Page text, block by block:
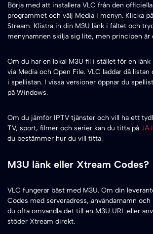
Börja med att installera VLC från den officiella
programmet och välj Media i menyn. Klicka
Stream. Klistra in din M3U länk i fältet och
menynamnen skilja sig lite, men principen är
Om du har en lokal M3U fil i stället för en länk
via Media och Open File. VLC laddar då listan
i spellistan. I vissa versioner öppnar du
på Windows.
Om du jämför IPTV tjänster och vill ha ett
TV, sport, filmer och serier kan du titta på JA
du bestämmer hur du vill titta.
M3U länk eller Xtream Codes?
VLC fungerar bäst med M3U. Om din
Codes med serveradress, användarnamn
du ofta omvandla det till en M3U URL eller
stöder Xtream direkt.